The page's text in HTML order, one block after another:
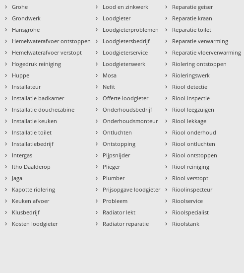
› Grohe
› Grondwerk
› Hansgrohe
› Hemelwaterafvoer ontstoppen
› Hemelwaterafvoer verstopt
› Hogedruk reiniging
› Huppe
› Installateur
› Installatie badkamer
› Installatie douchecabine
› Installatie keuken
› Installatie toilet
› Installatiebedrijf
› Intergas
› Itho Daalderop
› Jaga
› Kapotte riolering
› Keuken afvoer
› Klusbedrijf
› Kosten loodgieter
› Lood en zinkwerk
› Loodgieter
› Loodgieterproblemen
› Loodgietersbedrijf
› Loodgieterservice
› Loodgieterswerk
› Mosa
› Nefit
› Offerte loodgieter
› Onderhoudsbedrijf
› Onderhoudsmonteur
› Ontluchten
› Ontstopping
› Pijpsnijder
› Plieger
› Plumber
› Prijsopgave loodgieter
› Probleem
› Radiator lekt
› Radiator reparatie
› Reparatie geiser
› Reparatie kraan
› Reparatie toilet
› Reparatie verwarming
› Reparatie vloerverwarming
› Riolering ontstoppen
› Rioleringswerk
› Riool detectie
› Riool inspectie
› Riool leegzuigen
› Riool lekkage
› Riool onderhoud
› Riool ontluchten
› Riool ontstoppen
› Riool reiniging
› Riool verstopt
› Rioolinspecteur
› Rioolservice
› Rioolspecialist
› Rioolstank